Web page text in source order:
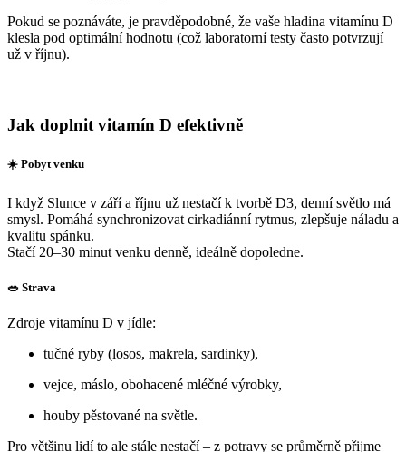
Pokud se poznáváte, je pravděpodobné, že vaše hladina vitamínu D
klesla pod optimální hodnotu (což laboratorní testy často potvrzují
už v říjnu).
Jak doplnit vitamín D efektivně
☀️ Pobyt venku
I když Slunce v září a říjnu už nestačí k tvorbě D3, denní světlo má
smysl. Pomáhá synchronizovat cirkadiánní rytmus, zlepšuje náladu a
kvalitu spánku.
Stačí 20–30 minut venku denně, ideálně dopoledne.
🥗 Strava
Zdroje vitamínu D v jídle:
tučné ryby (losos, makrela, sardinky),
vejce, máslo, obohacené mléčné výrobky,
houby pěstované na světle.
Pro většinu lidí to ale stále nestačí – z potravy se průměrně přijme